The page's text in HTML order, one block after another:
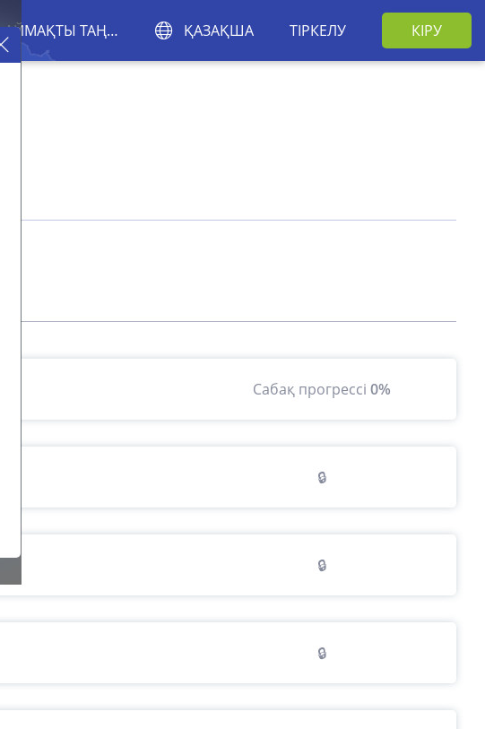
АЙМАҚТЫ ТАҢДАҢЫЗ ҚАЗАҚША ТІРКЕЛУ КІРУ
Сабақ прогрессі 0%
🔒
🔒
🔒